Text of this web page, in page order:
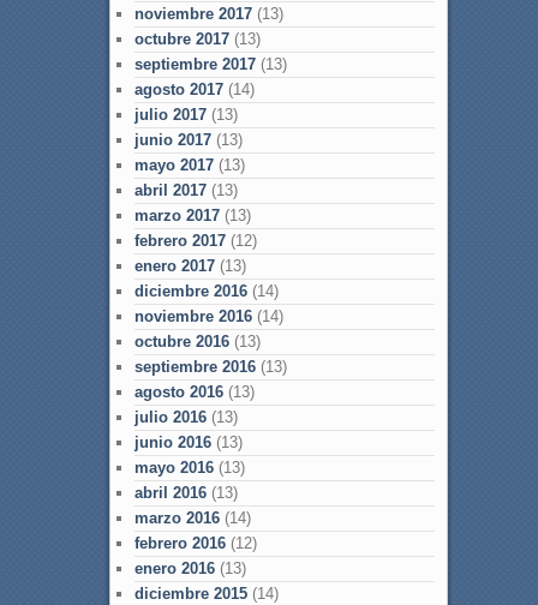
noviembre 2017(13)
octubre 2017(13)
septiembre 2017(13)
agosto 2017(14)
julio 2017(13)
junio 2017(13)
mayo 2017(13)
abril 2017(13)
marzo 2017(13)
febrero 2017(12)
enero 2017(13)
diciembre 2016(14)
noviembre 2016(14)
octubre 2016(13)
septiembre 2016(13)
agosto 2016(13)
julio 2016(13)
junio 2016(13)
mayo 2016(13)
abril 2016(13)
marzo 2016(14)
febrero 2016(12)
enero 2016(13)
diciembre 2015(14)